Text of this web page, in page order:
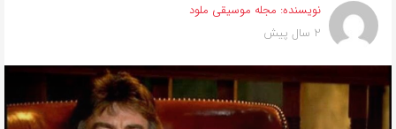
این
صفحه
را
دوستان
نویسنده: مجله موسیقی ملود
2 سال پیش